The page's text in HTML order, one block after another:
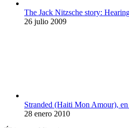
The Jack Nitzsche story:
26 julio 2009
Stranded (Haiti Mon Amour), en
28 enero 2010